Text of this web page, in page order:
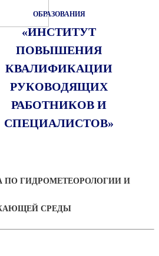
ОБРАЗОВАНИЯ
«ИНСТИТУТ
ПОВЫШЕНИЯ
КВАЛИФИКАЦИИ
РУКОВОДЯЩИХ
РАБОТНИКОВ И
СПЕЦИАЛИСТОВ»
ПО ГИДРОМЕТЕОРОЛОГИИ И
СРЕДЫ